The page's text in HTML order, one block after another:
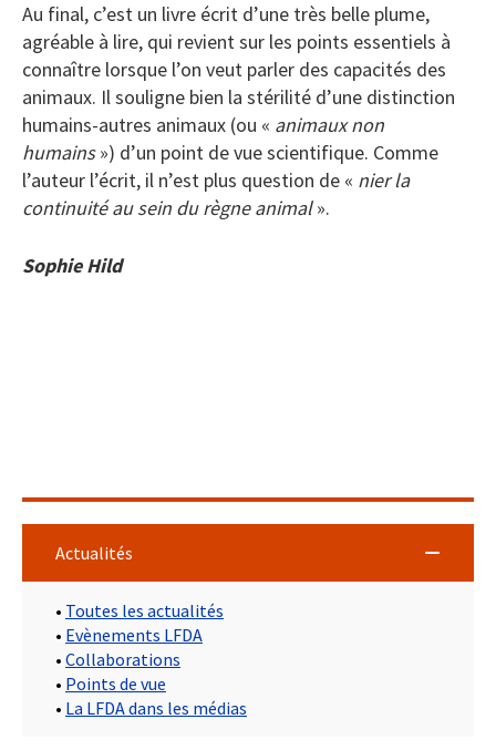
Au final, c’est un livre écrit d’une très belle plume,
agréable à lire, qui revient sur les points essentiels à
connaître lorsque l’on veut parler des capacités des
animaux. Il souligne bien la stérilité d’une distinction
humains-autres animaux (ou « animaux non
humains») d’un point de vue scientifique. Comme
l’auteur l’écrit, il n’est plus question de « nier la
continuité au sein du règne animal».
Sophie Hild
Actualités
• Toutes les actualités
• Evènements LFDA
• Collaborations
• Points de vue
• La LFDA dans les médias